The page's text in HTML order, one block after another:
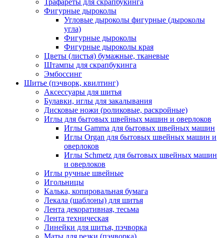
Трафареты для скрапбукинга
Фигурные дыроколы
Угловые дыроколы фигурные (дыроколы
угла)
Фигурные дыроколы
Фигурные дыроколы края
Цветы (листья) бумажные, тканевые
Штампы для скрапбукинга
Эмбоссинг
Шитье (пэчворк, квилтинг)
Аксессуары для шитья
Булавки, иглы для закалывания
Дисковые ножи (роликовые, раскройные)
Иглы для бытовых швейных машин и оверлоков
Иглы Gamma для бытовых швейных машин
Иглы Organ для бытовых швейных машин и
оверлоков
Иглы Schmetz для бытовых швейных машин
и оверлоков
Иглы ручные швейные
Игольницы
Калька, копировальная бумага
Лекала (шаблоны) для шитья
Лента декоративная, тесьма
Лента техническая
Линейки для шитья, пэчворка
Маты для резки (пэчворка)